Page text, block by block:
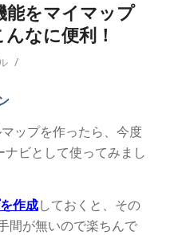
をマイマップ
なに便利！
/
ップを作ったら、今度
ビとして使ってみまし
作成しておくと、その
間が無いので楽ちんで